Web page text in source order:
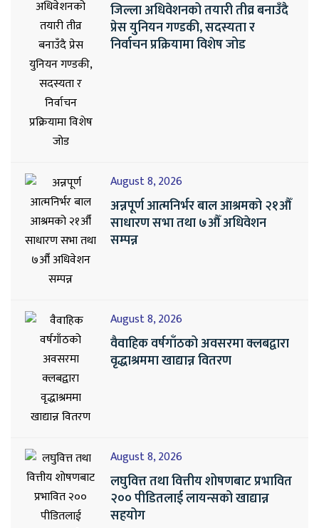
जिल्ला अधिवेशनको तयारी तीव्र बनाउँदै
प्रेस युनियन गण्डकी, सदस्यता र
निर्वाचन प्रक्रियामा विशेष जोड
August 8, 2026
अन्नपूर्ण आत्मनिर्भर बाल आश्रमको २१औँ
साधारण सभा तथा ७औँ अधिवेशन
सम्पन्न
August 8, 2026
वैवाहिक वर्षगाँठको अवसरमा क्लबद्वारा
वृद्धाश्रममा खाद्यान्न वितरण
August 8, 2026
लघुवित्त तथा वित्तीय शोषणबाट प्रभावित
२०० पीडितलाई लायन्सको खाद्यान्न
सहयोग